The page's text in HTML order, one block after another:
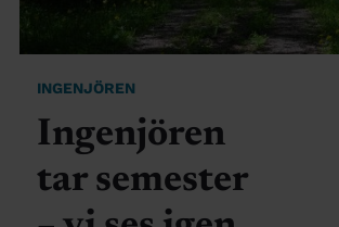
INGENJÖREN
Ingenjören
tar semester